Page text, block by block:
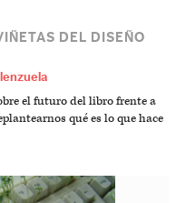
DEL DISEÑO
el futuro del libro frente a
qué es lo que hace